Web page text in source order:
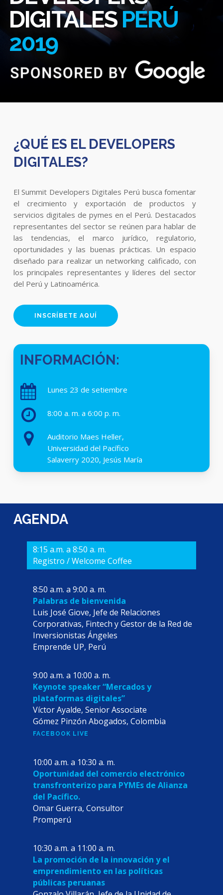
DIGITALESPERÚ
2019
¿QUÉ ES EL DEVELOPERS
DIGITALES?
El Summit Developers Digitales Perú busca fomentar
el crecimiento y exportación de productos y
servicios digitales de pymes en el Perú. Destacados
representantes del sector se reúnen para hablar de
las tendencias, el marco jurídico, regulatorio,
oportunidades y las buenas prácticas. Un espacio
diseñado para realizar un networking calificado, con
los principales representantes y líderes del sector
del Perú y Latinoamérica.
INSCRÍBETE AQUÍ
INFORMACIÓN:
Lunes 23 de setiembre
8:00 a. m. a 6:00 p. m.
Auditorio Maes Heller,
Universidad del Pacífico
Salaverry 2020, Jesús María
AGENDA
8:15 a.m. a 8:50 a. m.
Registro / Welcome Coffee
8:50 a.m. a 9:00 a. m.
Palabras de bienvenida
Luis José Giove, Jefe de Relaciones
Corporativas, Fintech y Gestor de la Red de
Inversionistas Ángeles
Emprende UP, Perú
9:00 a.m. a 10:00 a. m.
Keynote speaker “Mercados y
plataformas digitales”
Víctor Ayalde, Senior Associate
Gómez Pinzón Abogados, Colombia
FACEBOOK LIVE
10:00 a.m. a 10:30 a. m.
Oportunidad del comercio electrónico
transfronterizo para PYMEs de Alianza
del Pacífico.
Omar Guerra, Consultor
Promperú
10:30 a.m. a 11:00 a. m.
La promoción de la innovación y el
emprendimiento en las políticas
públicas peruanas